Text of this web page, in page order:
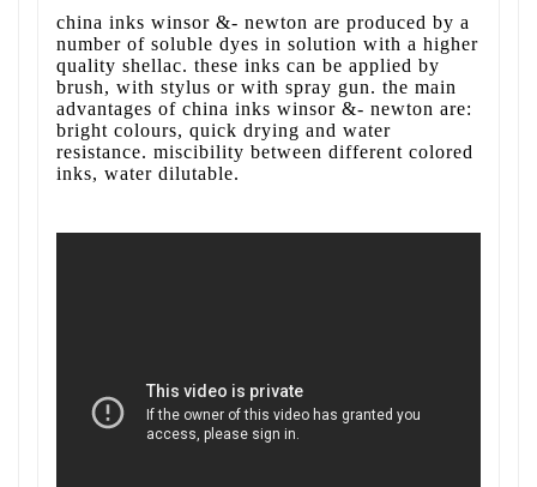
china inks winsor &- newton are produced by a
number of soluble dyes in solution with a higher
quality shellac. these inks can be applied by
brush, with stylus or with spray gun. the main
advantages of china inks winsor &- newton are:
bright colours, quick drying and water
resistance. miscibility between different colored
inks, water dilutable.